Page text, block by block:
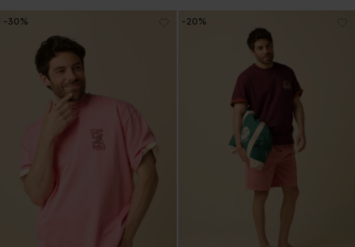
-30% -20%